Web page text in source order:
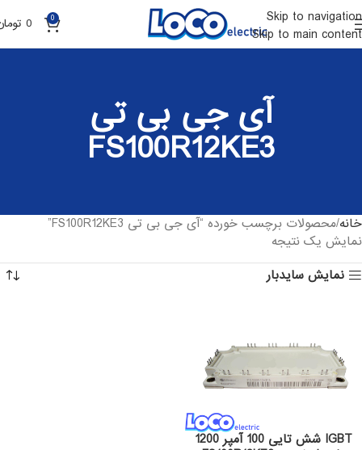
Skip to navigation
Skip to main content
0
0
آی جی بی تی
FS100R12KE3
خانه محصولات برچسب خورده “آی جی بی تی FS100R12KE3”
نمایش یک نتیجه
نمایش سایدبار
IGBT شش تایی 100 آمپر 1200